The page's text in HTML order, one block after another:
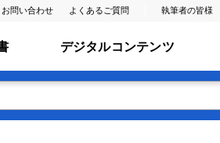
お問い合わせ よくあるご質問 執筆者の皆様
デジタルコンテンツ